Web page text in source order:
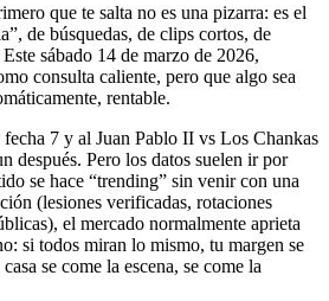
que te salta no es una pizarra: es el
de búsquedas, de clips cortos, de
sábado 14 de marzo de 2026,
consulta caliente, pero que algo sea
rentable.
7 y al Juan Pablo II vs Los Chankas
después. Pero los datos suelen ir por
se hace “trending” sin venir con una
(lesiones verificadas, rotaciones
el mercado normalmente aprieta
si todos miran lo mismo, tu margen se
se come la escena, se come la